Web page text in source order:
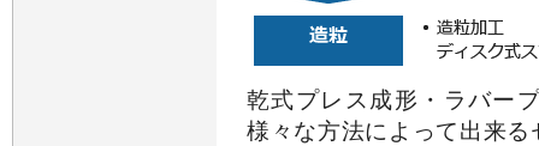
乾式プレス成形・ラバー
様々な方法によって出来